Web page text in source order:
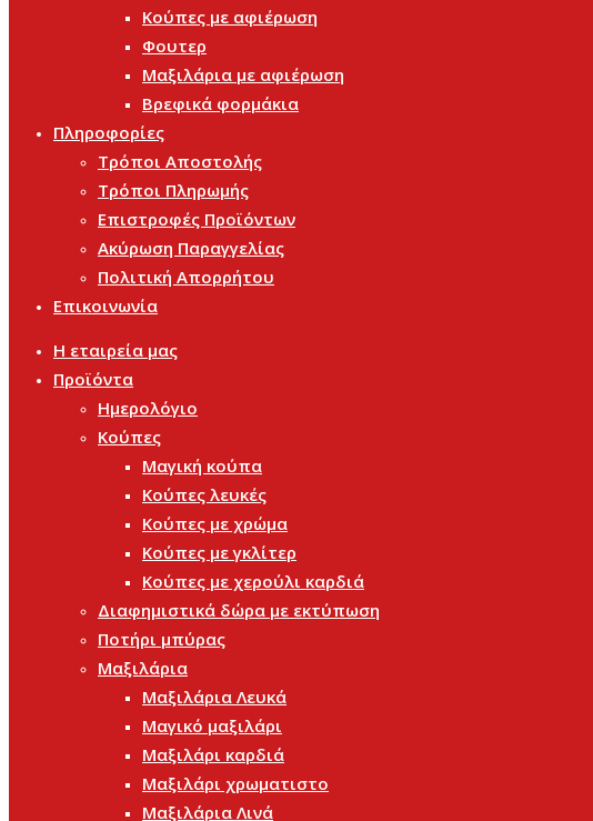
Κούπες με αφιέρωση
Φουτερ
Μαξιλάρια με αφιέρωση
Βρεφικά φορμάκια
Πληροφορίες
Τρόποι Αποστολής
Τρόποι Πληρωμής
Επιστροφές Προϊόντων
Ακύρωση Παραγγελίας
Πολιτική Απορρήτου
Επικοινωνία
Η εταιρεία μας
Προϊόντα
Ημερολόγιο
Κούπες
Μαγική κούπα
Κούπες λευκές
Κούπες με χρώμα
Κούπες με γκλίτερ
Κούπες με χερούλι καρδιά
Διαφημιστικά δώρα με εκτύπωση
Ποτήρι μπύρας
Μαξιλάρια
Μαξιλάρια Λευκά
Μαγικό μαξιλάρι
Μαξιλάρι καρδιά
Μαξιλάρι χρωματιστο
Μαξιλάρια Λινά